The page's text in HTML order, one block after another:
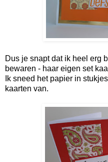
Dus je snapt dat ik heel erg
bewaren - haar eigen set
Ik sneed het papier in
kaarten van.